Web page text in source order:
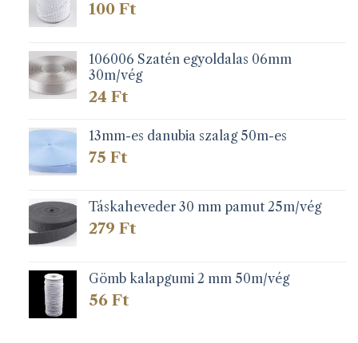
100 Ft
106006 Szatén egyoldalas 06mm
30m/vég
24 Ft
13mm-es danubia szalag 50m-es
75 Ft
Táskaheveder 30 mm pamut 25m/vég
279 Ft
Gömb kalapgumi 2 mm 50m/vég
56 Ft